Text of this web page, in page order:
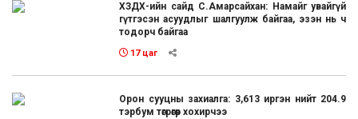
ХЗДХ-ийн сайд С.Амарсайхан: Намайг увайгүй
гүтгэсэн асуудлыг шалгуулж байгаа, эзэн нь ч
тодорч байгаа
17 цаг
Орон сууцны захиалга: 3,613 иргэн нийт 204.9
тэрбум төгрөгөөр хохирчээ